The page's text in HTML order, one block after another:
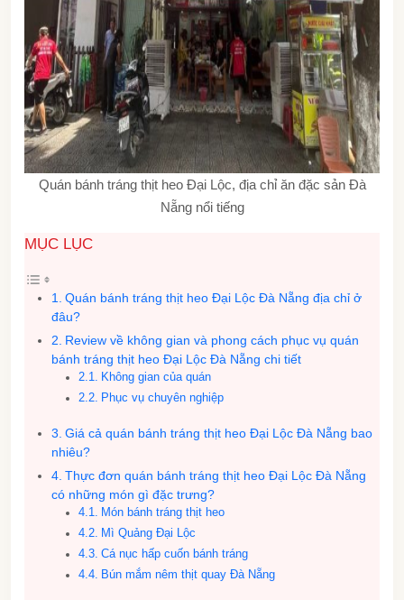
Quán bánh tráng thịt heo Đại Lộc, địa chỉ ăn đặc sản Đà
Nẵng nổi tiếng
MỤC LỤC
Quán bánh tráng thịt heo Đại Lộc Đà Nẵng địa chỉ ở
đâu?
Review về không gian và phong cách phục vụ quán
bánh tráng thịt heo Đại Lộc Đà Nẵng chi tiết
Không gian của quán
Phục vụ chuyên nghiệp
Giá cả quán bánh tráng thịt heo Đại Lộc Đà Nẵng bao
nhiêu?
Thực đơn quán bánh tráng thịt heo Đại Lộc Đà Nẵng
có những món gì đặc trưng?
Món bánh tráng thịt heo
Mì Quảng Đại Lộc
Cá nục hấp cuốn bánh tráng
Bún mắm nêm thịt quay Đà Nẵng